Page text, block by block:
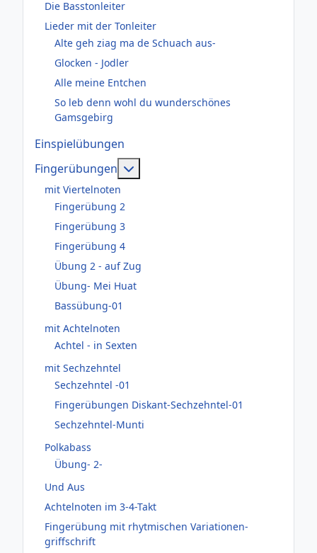
Die Basstonleiter
Lieder mit der Tonleiter
Alte geh ziag ma de Schuach aus-
Glocken - Jodler
Alle meine Entchen
So leb denn wohl du wunderschönes
Gamsgebirg
Einspielübungen
Fingerübungen
mit Viertelnoten
Fingerübung 2
Fingerübung 3
Fingerübung 4
Übung 2 - auf Zug
Übung- Mei Huat
Bassübung-01
mit Achtelnoten
Achtel - in Sexten
mit Sechzehntel
Sechzehntel -01
Fingerübungen Diskant-Sechzehntel-01
Sechzehntel-Munti
Polkabass
Übung- 2-
Und Aus
Achtelnoten im 3-4-Takt
Fingerübung mit rhytmischen Variationen-
griffschrift